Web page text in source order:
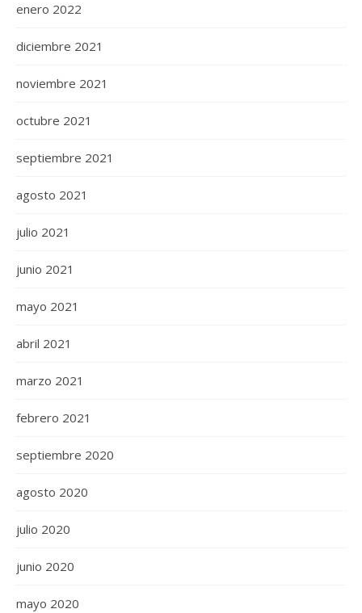
enero 2022
diciembre 2021
noviembre 2021
octubre 2021
septiembre 2021
agosto 2021
julio 2021
junio 2021
mayo 2021
abril 2021
marzo 2021
febrero 2021
septiembre 2020
agosto 2020
julio 2020
junio 2020
mayo 2020